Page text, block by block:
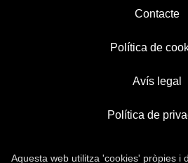
Contacte
Política de
Avís legal
Política de
Aquesta web utilitza 'cookies' pròpies i